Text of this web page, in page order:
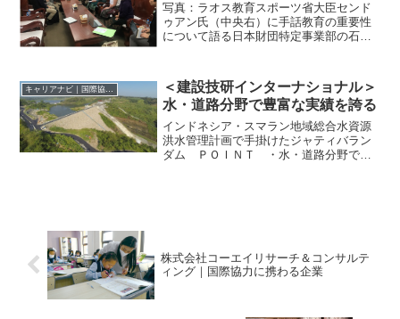
写真：ラオス教育スポーツ省大臣センド
ゥアン氏（中央右）に手話教育の重要性
について語る日本財団特定事業部の石井
う教育の普及ろう者にとって手話と日本
語は違う言語 ろう教育...
＜建設技研インターナショナル＞
水・道路分野で豊富な実績を誇る
インドネシア・スマラン地域総合水資源
洪水管理計画で手掛けたジャティバラン
ダム ＰＯＩＮＴ ・水・道路分野で数
株式会社コーエイリサーチ＆コンサルテ
ィング｜国際協力に携わる企業